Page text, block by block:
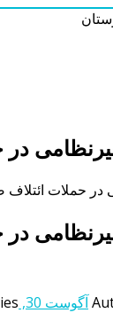
آگوست 30, 2017